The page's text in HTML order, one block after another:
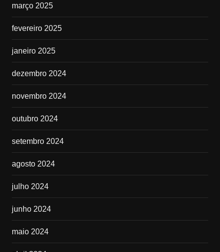
março 2025
fevereiro 2025
janeiro 2025
dezembro 2024
novembro 2024
outubro 2024
setembro 2024
agosto 2024
julho 2024
junho 2024
maio 2024